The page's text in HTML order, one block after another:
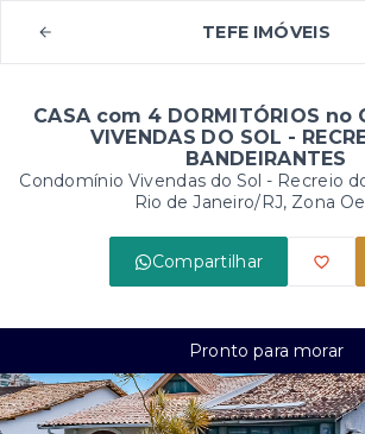
TEFE IMÓVEIS
CASA com 4 DORMITÓRIOS no
VIVENDAS DO SOL -
BANDEIRANTES
Condomínio Vivendas do Sol - Recreio
Rio de Janeiro/RJ, Zona
Compartilhar
Pronto para morar